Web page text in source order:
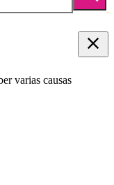
varias causas